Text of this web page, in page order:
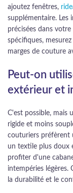
ajoutez fenêtres,
supplémentaire. Les
précisées dans
spécifiques,
marges de couture
Peut-on
extérieur et
C'est possible, mais
rigide et moins
couturiers préfèrent
un textile plus doux
profiter d'une
intempéries
la durabilité et le